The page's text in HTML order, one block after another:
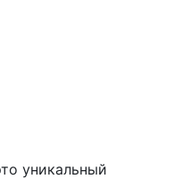
уникальный